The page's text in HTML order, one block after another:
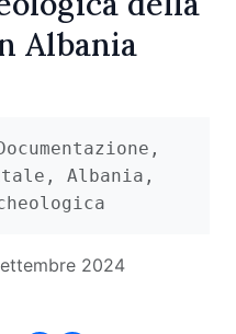
Albania
Albania,
2024